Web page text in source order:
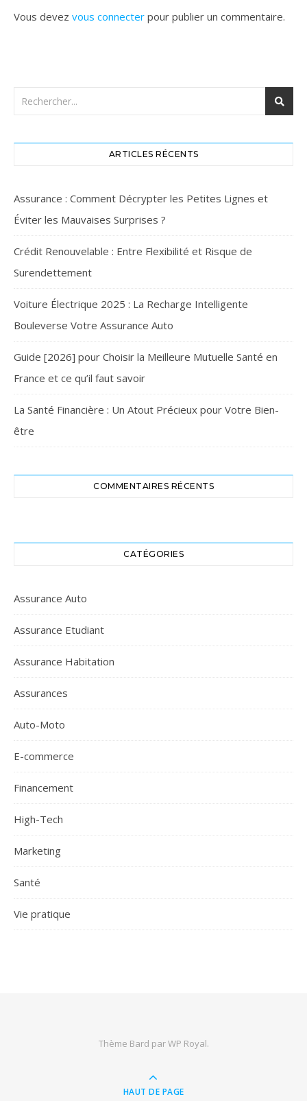
Vous devez vous connecter pour publier un commentaire.
ARTICLES RÉCENTS
Assurance : Comment Décrypter les Petites Lignes et
Éviter les Mauvaises Surprises ?
Crédit Renouvelable : Entre Flexibilité et Risque de
Surendettement
Voiture Électrique 2025 : La Recharge Intelligente
Bouleverse Votre Assurance Auto
Guide [2026] pour Choisir la Meilleure Mutuelle Santé en
France et ce qu’il faut savoir
La Santé Financière : Un Atout Précieux pour Votre Bien-
être
COMMENTAIRES RÉCENTS
CATÉGORIES
Assurance Auto
Assurance Etudiant
Assurance Habitation
Assurances
Auto-Moto
E-commerce
Financement
High-Tech
Marketing
Santé
Vie pratique
Thème Bard parWP Royal.
HAUT DE PAGE